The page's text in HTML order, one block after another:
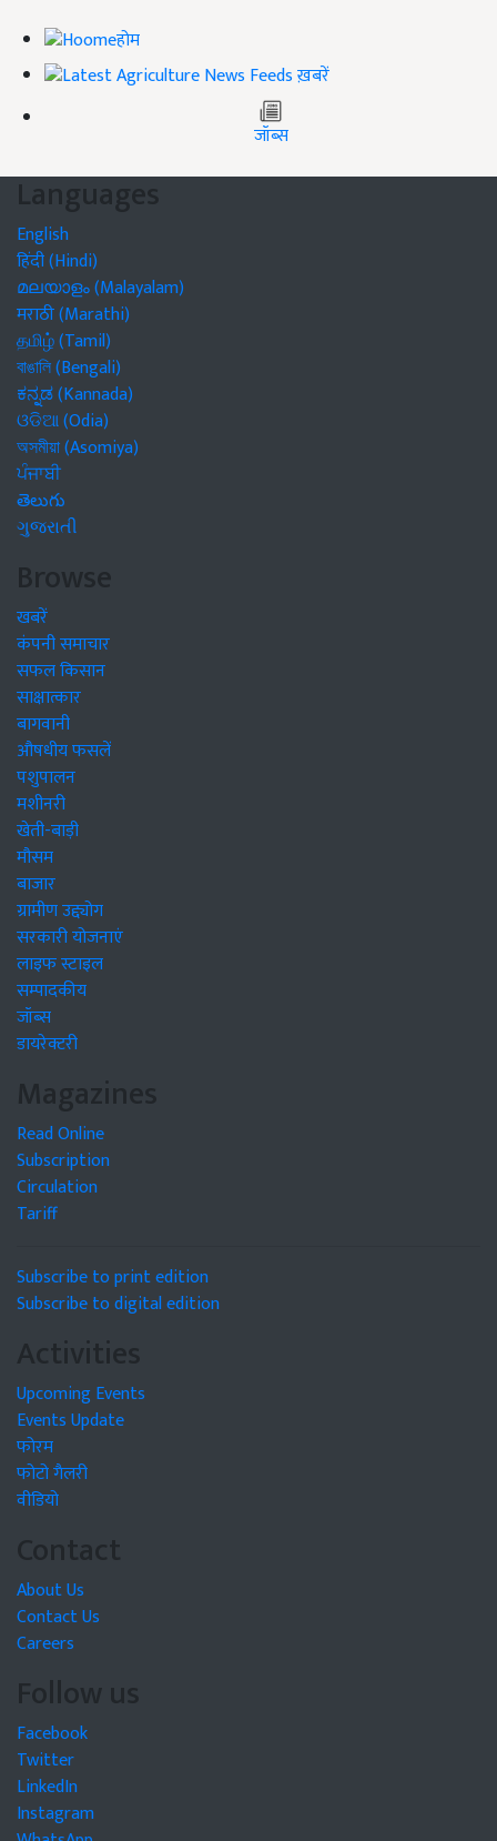
होम
ख़बरें
जॉब्स
Languages
English
हिंदी (Hindi)
മലയാളം (Malayalam)
मराठी (Marathi)
தமிழ் (Tamil)
বাঙালি (Bengali)
ಕನ್ನಡ (Kannada)
ଓଡିଆ (Odia)
অসমীয়া (Asomiya)
ਪੰਜਾਬੀ
తెలుగు
ગુજરાતી
Browse
खबरें
कंपनी समाचार
सफल किसान
साक्षात्कार
बागवानी
औषधीय फसलें
पशुपालन
मशीनरी
खेती-बाड़ी
मौसम
बाजार
ग्रामीण उद्द्योग
सरकारी योजनाएं
लाइफ स्टाइल
सम्पादकीय
जॉब्स
डायरेक्टरी
Magazines
Read Online
Subscription
Circulation
Tariff
Subscribe to print edition
Subscribe to digital edition
Activities
Upcoming Events
Events Update
फोरम
फोटो गैलरी
वीडियो
Contact
About Us
Contact Us
Careers
Follow us
Facebook
Twitter
LinkedIn
Instagram